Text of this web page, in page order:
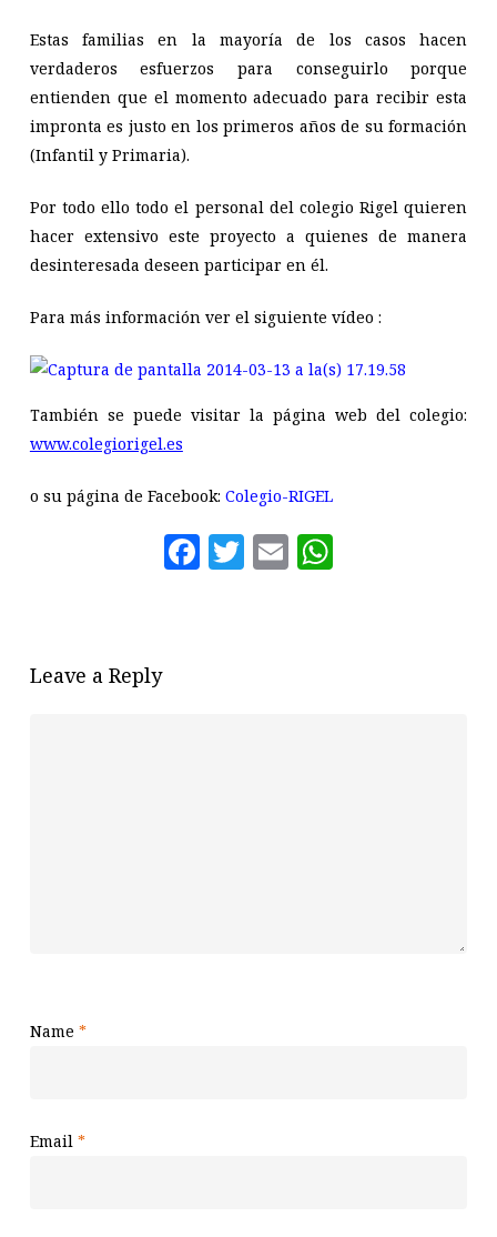
Estas familias en la mayoría de los casos hacen
verdaderos esfuerzos para conseguirlo porque
entienden que el momento adecuado para recibir esta
impronta es justo en los primeros años de su formación
(Infantil y Primaria).
Por todo ello todo el personal del colegio Rigel quieren
hacer extensivo este proyecto a quienes de manera
desinteresada deseen participar en él.
Para más información ver el siguiente vídeo :
También se puede visitar la página web del colegio:
www.colegiorigel.es
o su página de Facebook: Colegio-RIGEL
Facebook
Twitter
Email
Leave a Reply
Name *
Email *